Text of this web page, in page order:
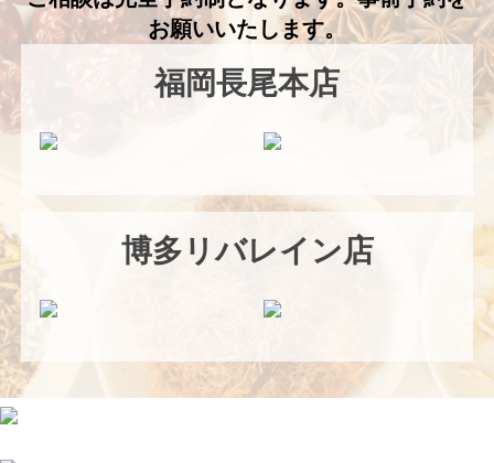
お願いいたします。
福岡長尾本店
博多リバレイン店